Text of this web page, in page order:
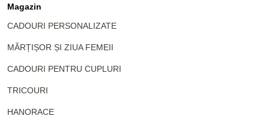
Magazin
CADOURI PERSONALIZATE
MĂRȚIȘOR ȘI ZIUA FEMEII
CADOURI PENTRU CUPLURI
TRICOURI
HANORACE